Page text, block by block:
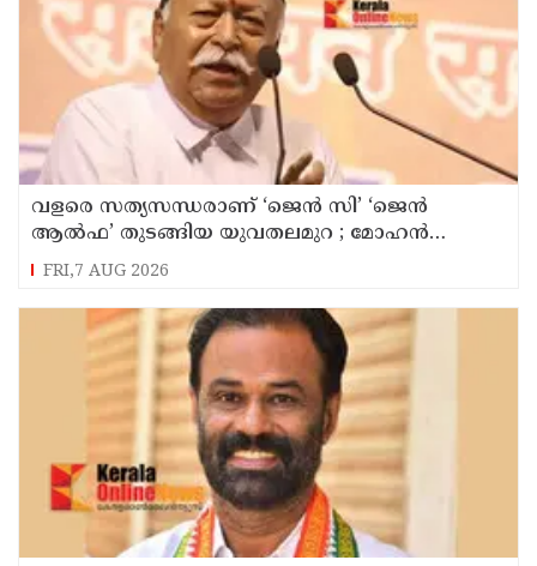
വളരെ സത്യസന്ധരാണ് ‘ജെൻ സി’ ‘ജെൻ
ആൽഫ’ തുടങ്ങിയ യുവതലമുറ ; മോഹൻ
ഭാഗവത്
FRI,7 AUG 2026